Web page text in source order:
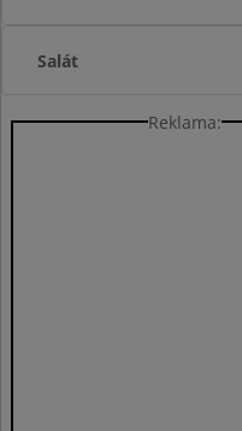
Salát
Reklama: